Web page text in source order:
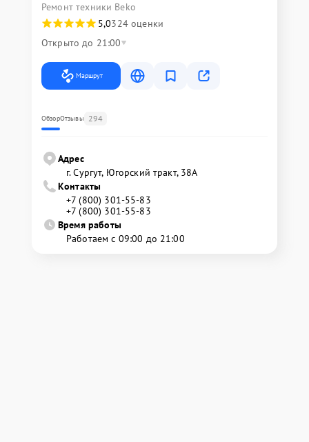
Ремонт техники Beko
5,0324 оценки
Открыто до 21:00
Маршрут
ОбзорОтзывы 294
Адрес
г. Сургут, Югорский тракт, 38А
Контакты
+7 (800) 301-55-83
+7 (800) 301-55-83
Время работы
Работаем с 09:00 до 21:00